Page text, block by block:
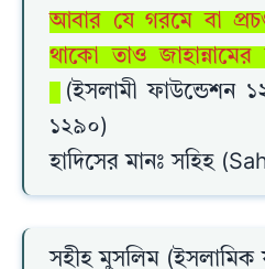
আবার যে গরমে বা
থাকো তাও জাহান্নামের
(ইসলামী ফাউন্ডেশন
১২৯০)
হাদিসের মানঃ সহিহ
সহীহ মুসলিম (ইসলামিক